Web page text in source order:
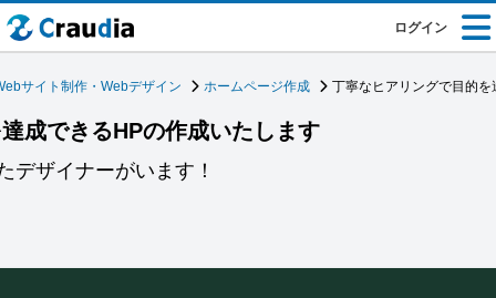
ログイン
サイト制作・Webデザイン ホームページ作成 丁寧なヒアリングで目的
成できるHPの作成いたします
デザイナーがいます！